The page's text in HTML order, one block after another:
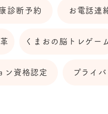
診断予約 お電話連
くまおの脳トレゲー
ン資格認定 プライ